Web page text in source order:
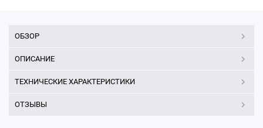
ОБЗОР
ОПИСАНИЕ
ТЕХНИЧЕСКИЕ ХАРАКТЕРИСТИКИ
ОТЗЫВЫ